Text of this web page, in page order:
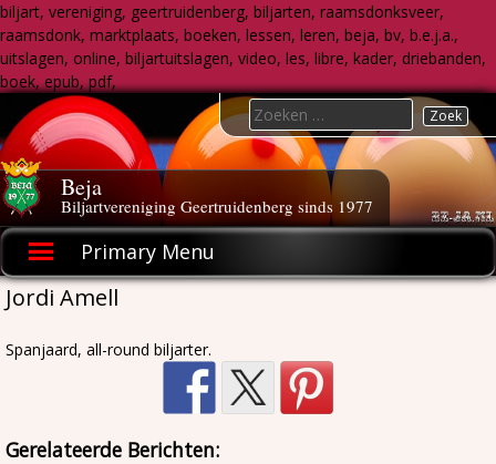
biljart, vereniging, geertruidenberg, biljarten, raamsdonksveer,
raamsdonk, marktplaats, boeken, lessen, leren, beja, bv, b.e.j.a.,
uitslagen, online, biljartuitslagen, video, les, libre, kader, driebanden,
boek, epub, pdf,
to
content
Beja
Biljartvereniging Geertruidenberg sinds 1977
Primary Menu
Search
for:
Jordi Amell
Spanjaard, all-round biljarter.
Gerelateerde Berichten: